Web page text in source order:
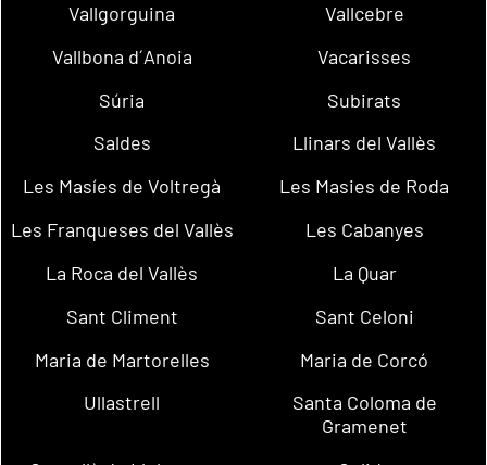
Vallgorguina
Vallcebre
Vallbona d´Anoia
Vacarisses
Súria
Subirats
Saldes
Llinars del Vallès
Les Masíes de Voltregà
Les Masies de Roda
Les Franqueses del Vallès
Les Cabanyes
La Roca del Vallès
La Quar
Sant Climent
Sant Celoni
Maria de Martorelles
Maria de Corcó
Ullastrell
Santa Coloma de
Gramenet